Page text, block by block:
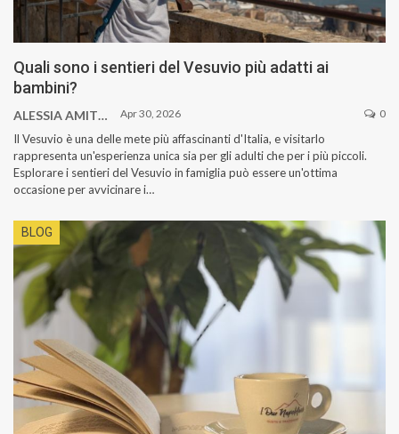
Quali sono i sentieri del Vesuvio più adatti ai
bambini?
ALESSIA AMITRANO Apr 30, 2026 0
Il Vesuvio è una delle mete più affascinanti d'Italia, e visitarlo
rappresenta un'esperienza unica sia per gli adulti che per i più piccoli.
Esplorare i sentieri del Vesuvio in famiglia può essere un'ottima
occasione per avvicinare i…
BLOG